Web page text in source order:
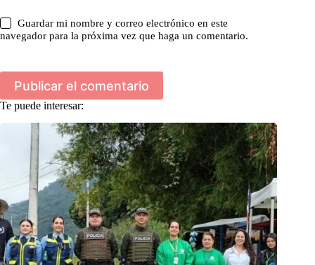
Guardar mi nombre y correo electrónico en este
navegador para la próxima vez que haga un comentario.
Publicar el comentario
Te puede interesar: